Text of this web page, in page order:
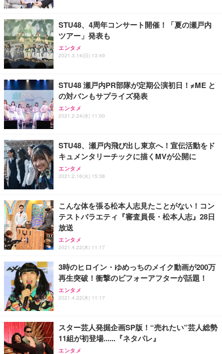
務用 おしゃれ パソコンチェア (ブラック)
Sezlife オフィスチェア デスクチェア 疲れない テレ
ワーク チェア 強化バックレスト 30度ロッキング機
能 人間工学 椅子 腰サポート 90度跳ね上げ式アーム
務用 おしゃれ パソコンチェア (ホワイト)
ANDWINT オフィスチェア デスクチェア 肘なし メ
ッシュ 通気性 ランバーサポート付き 腰サポート ガ
ス圧無段階昇降 360度回転 キャスター付き コンパク
【整備済み品】Dell E2724HS 27インチ 液晶モニタ
ー フルHD（1920×1080）VA 非光沢 HDMI/DisplayP
ort/VGA スピーカー内蔵 高さ調整 スイベル VESA対
【MiniLED/24.5inch/280Hz/FHD】GRAPHT THE S
HOOTER Gaming Monitor 24” Essential ゲーミン
グモニター QD 24.5インチ 1ms FHD 量子ドット 残
Smart Basic(スマートベーシック) 【Amazon.co.jp
限定】 Smart Basic アイリスオーヤマ ペットシーツ
超厚型 お徳用 ワイド 100枚入 (x 1) (ケース販売)
アイリスオーヤマ ペットシーツ 超厚型 お徳用 レギ
ュラー 200枚入【Amazon.co.jp限定】
STU48、4周年コンサート開催！「夏の瀬戸内
ツアー」発表も
エンタメ
2021.3.14(日) 13:49
STU48 瀬戸内PR部隊が定期公演初日！≠ME と
の対バンもサプライズ発表
エンタメ
2021.2.24(水) 11:00
STU48、瀬戸内飛び出し東京へ！宣伝活動をド
キュメンタリーチックに描くMVが公開に
エンタメ
2021.2.16(火) 15:38
こんな体を張る松本人志見たことがない！コン
テストバラエティ『審査員長・松本人志』28日
放送
エンタメ
2021.4.22(木) 11:17
3時のヒロイン・ゆめっちのメイク動画が200万
再生突破！衝撃のビフォーアフターが話題！
エンタメ
2021.4.22(木) 11:17
スター芸人発掘企画SP版！“売れたい”芸人総勢
11組が初登場......『ネタパレ』
エンタメ